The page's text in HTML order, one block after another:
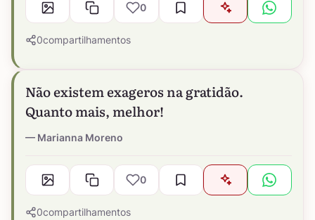
0
0compartilhamentos
Não existem exageros na gratidão.
Quanto mais, melhor!
Marianna Moreno
0
0compartilhamentos